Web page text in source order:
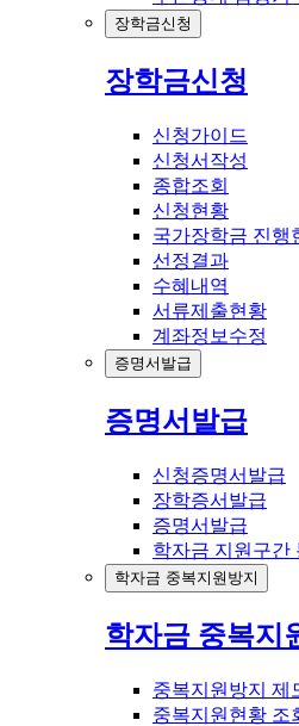
장학금신청
장학금신청
신청가이드
신청서작성
종합조회
신청현황
국가장학금 진행
선정결과
수혜내역
서류제출현황
계좌정보수정
증명서발급
증명서발급
신청증명서발급
장학증서발급
증명서발급
학자금 지원구간
학자금 중복지원방지
학자금 중복지
중복지원방지 제
중복지원현황 조